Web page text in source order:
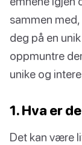
sammen
deg på en
oppmuntre
unike og
1. Hva er
Det kan være